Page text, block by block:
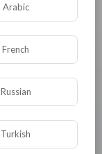
Arabic
French
Russian
Turkish